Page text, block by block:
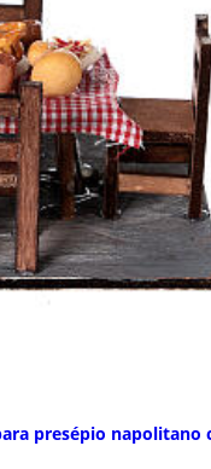
presépio napolitano